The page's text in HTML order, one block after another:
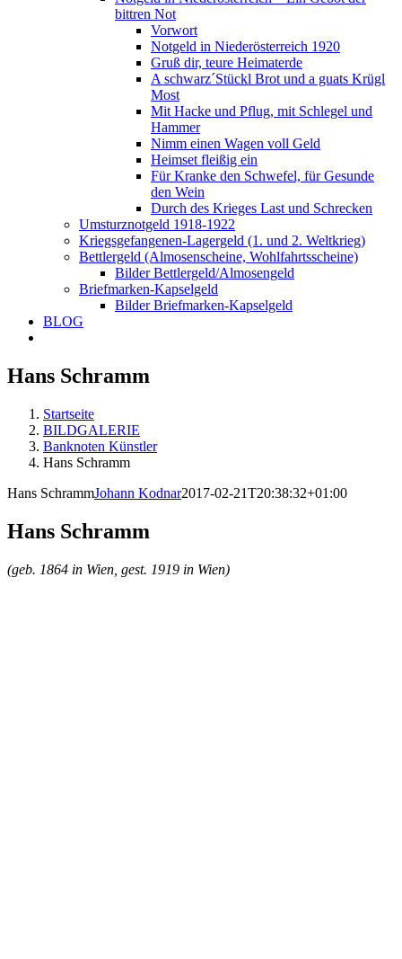
bittren Not
Vorwort
Notgeld in Niederösterreich 1920
Gruß dir, teure Heimaterde
A schwarz´Stückl Brot und a guats Krügl
Most
Mit Hacke und Pflug, mit Schlegel und
Hammer
Nimm einen Wagen voll Geld
Heimset fleißig ein
Für Kranke den Schwefel, für Gesunde
den Wein
Durch des Krieges Last und Schrecken
Umsturznotgeld 1918-1922
Kriegsgefangenen-Lagergeld (1. und 2. Weltkrieg)
Bettlergeld (Almosenscheine, Wohlfahrtsscheine)
Bilder Bettlergeld/Almosengeld
Briefmarken-Kapselgeld
Bilder Briefmarken-Kapselgeld
BLOG
Hans Schramm
Startseite
BILDGALERIE
Banknoten Künstler
Hans Schramm
Hans SchrammJohann Kodnar2017-02-21T20:38:32+01:00
Hans Schramm
(geb. 1864 in Wien, gest. 1919 in Wien)